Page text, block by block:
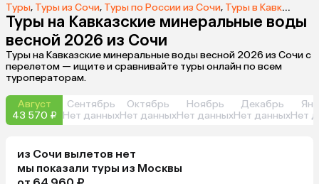
Туры, Туры из Сочи, Туры по России из Сочи, Туры в Кавказские Минеральные Воды из Сочи
Туры на Кавказские минеральные воды
весной 2026 из Сочи
Туры на Кавказские минеральные воды весной 2026 из Сочи с
перелетом — ищите и сравнивайте туры онлайн по всем
туроператорам.
Август
43 570 ₽
Сентябрь
Нет данных
Октябрь
Нет данных
Ноябрь
Нет данных
Декабрь
Нет данныхНет
из Сочи вылетов нет
мы показали туры из Москвы